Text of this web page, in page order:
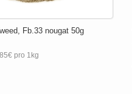
Fb.33 nougat 50g
pro 1kg